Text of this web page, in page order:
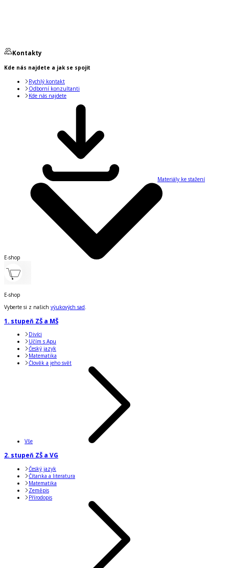
Kontakty
Kde nás najdete a jak se spojit
Rychlý kontakt
Odborní konzultanti
Kde nás najdete
Materiály ke stažení
E-shop
E-shop
Vyberte si z našich výukových sad.
1. stupeň ZŠ a MŠ
Divíci
Učím s Apu
Český jazyk
Matematika
Člověk a jeho svět
Vše
2. stupeň ZŠ a VG
Český jazyk
Čítanka a literatura
Matematika
Zeměpis
Přírodopis